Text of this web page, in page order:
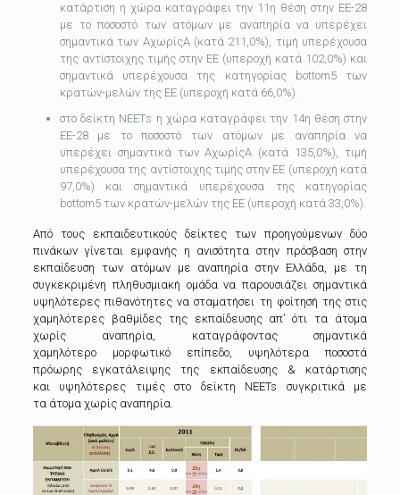
κατάρτιση η χώρα καταγράφει την 11η θέση στην ΕΕ-28
με το ποσοστό των ατόμων με αναπηρία να υπερέχει
σημαντικά των ΑχωρίςΑ (κατά 211,0%), τιμή υπερέχουσα
της αντίστοιχης τιμής στην ΕΕ (υπεροχή κατά 102,0%) και
σημαντικά υπερέχουσα της κατηγορίας bottom5 των
κρατών-μελών της ΕΕ (υπεροχή κατά 66,0%).
στο δείκτη ΝΕΕΤs η χώρα καταγράφει την 14η θέση στην
ΕΕ-28 με το ποσοστό των ατόμων με αναπηρία να
υπερέχει σημαντικά των ΑχωρίςΑ (κατά 135,0%), τιμή
υπερέχουσα της αντίστοιχης τιμής στην ΕΕ (υπεροχή κατά
97,0%) και σημαντικά υπερέχουσα της κατηγορίας
bottom5 των κρατών-μελών της ΕΕ (υπεροχή κατά 33,0%).
Από τους εκπαιδευτικούς δείκτες των προηγούμενων δύο
πινάκων γίνεται εμφανής η ανισότητα στην πρόσβαση στην
εκπαίδευση των ατόμων με αναπηρία στην Ελλάδα, με τη
συγκεκριμένη πληθυσμιακή ομάδα να παρουσιάζει σημαντικά
υψηλότερες πιθανότητες να σταματήσει τη φοίτησή της στις
χαμηλότερες βαθμίδες της εκπαίδευσης απ’ ότι τα άτομα
χωρίς αναπηρία, καταγράφοντας σημαντικά
χαμηλότερο μορφωτικό επίπεδο, υψηλότερα ποσοστά
πρόωρης εγκατάλειψης της εκπαίδευσης & κατάρτισης
και υψηλότερες τιμές στο δείκτη NEETs συγκριτικά με
τα άτομα χωρίς αναπηρία.